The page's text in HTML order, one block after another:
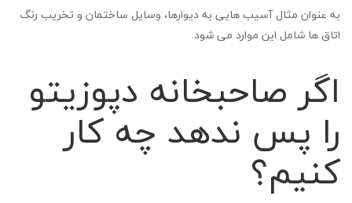
به عنوان مثال آسیب هایی به دیوارها، وسایل ساختمان و تخریب رنگ
اتاق ها شامل این موارد می شود.
اگر صاحبخانه دپوزیتو
را پس ندهد چه کار
کنیم؟